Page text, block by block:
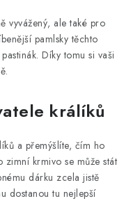
vyvážený, ale také pro
pamlsky těchto
Díky tomu si vaši
králíků
a přemýšlíte, čím ho
krmivo se může stát
dárku zcela jistě
dostanou tu nejlepší